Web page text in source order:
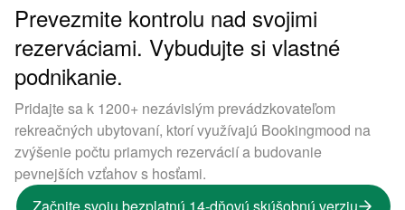
Prevezmite kontrolu nad svojimi
rezerváciami. Vybudujte si vlastné
podnikanie.
Pridajte sa k 1200+ nezávislým prevádzkovateľom
rekreačných ubytovaní, ktorí využívajú Bookingmood na
zvýšenie počtu priamych rezervácií a budovanie
pevnejších vzťahov s hosťami.
Začnite svoju bezplatnú 14-dňovú skúšobnú verziu